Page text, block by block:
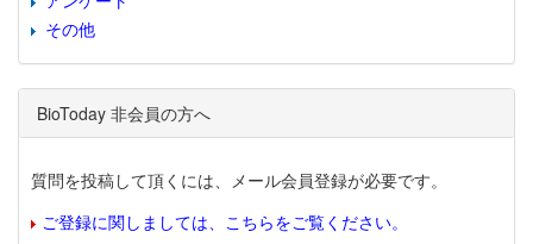
その他
BioToday 非会員の方へ
質問を投稿して頂くには、メール会員登録が必要です。
ご登録に関しましては、こちらをご覧ください。